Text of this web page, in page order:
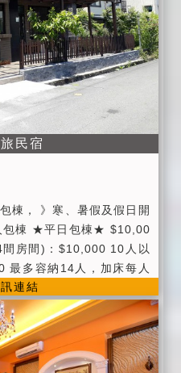
、喝酒、吃檳榔、大聲喧
維護住宿安寧，各項活動
響其它旅客休憩權益，不
小型犬)，酌收清潔費300
民宿
棟， 》寒、暑假及假日開
包棟 ★平日包棟★ $10,00
房間)：$10,000 10人以
最多容納14人，加床每人
$15,000~18,000 11~14
★農曆春節包棟★ $22,00
間)：$22,000 **************
●公共設施 冰箱、飲水
55吋大電視、寬頻上網 ●
連結